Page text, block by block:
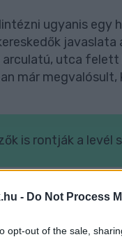
- Do Not Process
opt-out of the sale,
ugyanis egy
javaslata
arculatú, utca
már
is rontják a levél
néha már-
a levél
belváros szívében